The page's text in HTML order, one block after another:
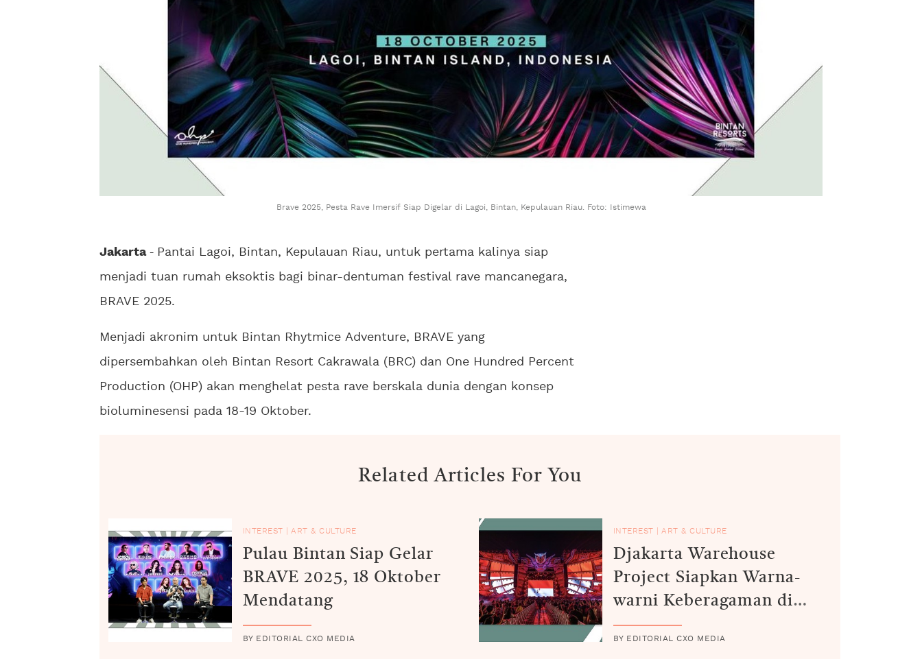
Brave 2025, Pesta Rave Imersif Siap Digelar di Lagoi, Bintan, Kepulauan Riau. Foto: Istimewa
Jakarta- Pantai Lagoi, Bintan, Kepulauan Riau, untuk pertama kalinya siap
menjadi tuan rumah eksoktis bagi binar-dentuman festival rave mancanegara,
BRAVE 2025.
Menjadi akronim untuk Bintan Rhytmice Adventure, BRAVE yang
dipersembahkan oleh Bintan Resort Cakrawala (BRC) dan One Hundred Percent
Production (OHP) akan menghelat pesta rave berskala dunia dengan konsep
bioluminesensi pada 18-19 Oktober.
Related Articles For You
INTEREST |ART & CULTURE
Pulau Bintan Siap Gelar
BRAVE 2025, 18 Oktober
Mendatang
BY EDITORIAL CXO MEDIA
INTEREST |ART & CULTURE
Djakarta Warehouse
Project Siapkan Warna-
warni Keberagaman di
Edisi Ke-15
BY EDITORIAL CXO MEDIA